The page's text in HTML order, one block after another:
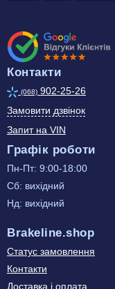
Контакти
(068) 902-25-26
Замовити дзвінок
Запит на VIN
Графік роботи
Пн-Пт: 9:00-18:00
Сб: вихідний
Нд: вихідний
Brakeline.shop
Статус замовлення
Контакти
Доставка і оплата